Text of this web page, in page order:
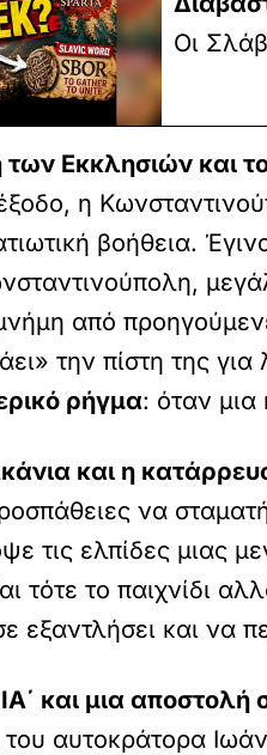
Οι
Εκκλησιών και
η
βοήθεια.
από
την πίστη της
ρήγμα: όταν μια
και η
να
τις ελπίδες μιας
τότε το παιχνίδι
εξαντλήσει και να
και μια αποστολή
αυτοκράτορα